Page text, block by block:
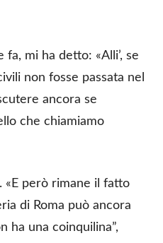
mi ha detto: «Alli’, se
non fosse passata nel
ancora se
che chiamiamo
«E però rimane il fatto
di Roma può ancora
ha una coinquilina”,